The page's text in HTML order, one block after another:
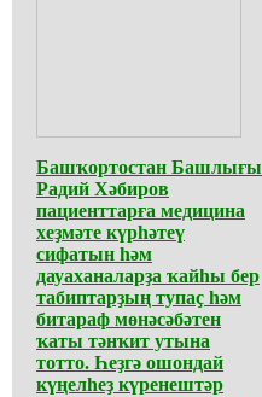
Башҡортостан Башлығы
Радий Хәбиров
пациенттарға медицина
хеҙмәте күрһәтеү
сифатын һәм
дауаханаларҙа ҡайһы бер
табиптарҙың тупаҫ һәм
битараф мөнәсәбәтен
ҡаты тәнҡит утына
тотто. Һеҙгә ошондай
күңелһеҙ күренештәр